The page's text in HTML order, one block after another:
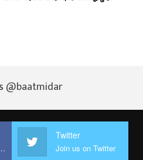
@baatmidar
Twitter
Join us on Twitter